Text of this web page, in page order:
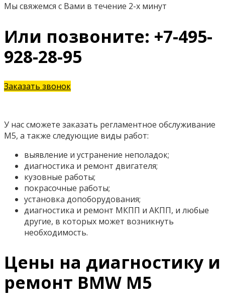
Мы свяжемся с Вами в течение 2-х минут
Или позвоните: +7-495-
928-28-95
Заказать звонок
У нас сможете заказать регламентное обслуживание
М5, а также следующие виды работ:
выявление и устранение неполадок;
диагностика и ремонт двигателя;
кузовные работы;
покрасочные работы;
установка допоборудования;
диагностика и ремонт МКПП и АКПП, и любые
другие, в которых может возникнуть
необходимость.
Цены на диагностику и
ремонт BMW M5